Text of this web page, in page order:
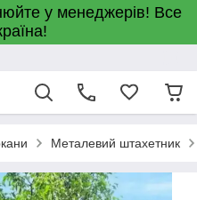
у менеджерів! Все
Металевий штахетник